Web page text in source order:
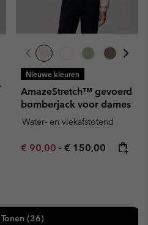
Nieuwe kleuren
AmazeStretch™ gevoerd
bomberjack voor dames
Water- en vlekafstotend
Minimum sale price:
€ 90,00 - Maximum price:
€ 150,00
(36)